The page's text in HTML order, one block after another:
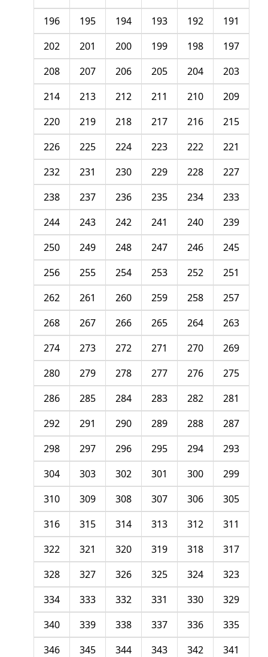
191
192
193
194
195
196
197
198
199
200
201
202
203
204
205
206
207
208
209
210
211
212
213
214
215
216
217
218
219
220
221
222
223
224
225
226
227
228
229
230
231
232
233
234
235
236
237
238
239
240
241
242
243
244
245
246
247
248
249
250
251
252
253
254
255
256
257
258
259
260
261
262
263
264
265
266
267
268
269
270
271
272
273
274
275
276
277
278
279
280
281
282
283
284
285
286
287
288
289
290
291
292
293
294
295
296
297
298
299
300
301
302
303
304
305
306
307
308
309
310
311
312
313
314
315
316
317
318
319
320
321
322
323
324
325
326
327
328
329
330
331
332
333
334
335
336
337
338
339
340
341
342
343
344
345
346